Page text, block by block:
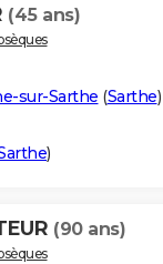
(45 ans)
sur-Sarthe (Sarthe)
)
(90 ans)